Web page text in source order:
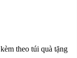
theo túi quà tặng